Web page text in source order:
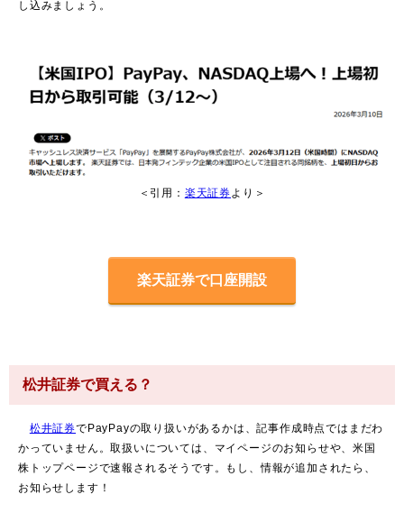
し込みましょう。
＜引用： 楽天証券より＞
楽天証券で口座開設
松井証券で買える？
松井証券でPayPayの取り扱いがあるかは、記事作成時点ではまだわ
かっていません。取扱いについては、マイページのお知らせや、米国
株トップページで速報されるそうです。もし、情報が追加されたら、
お知らせします！